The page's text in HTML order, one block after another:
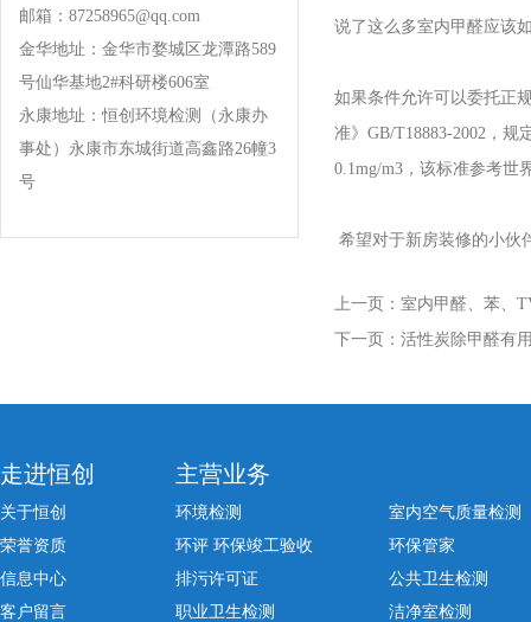
邮箱：87258965@qq.com
金华地址：金华市婺城区龙潭路589
号仙华基地2#科研楼606室
永康地址：恒创环境检测（永康办
事处）永康市东城街道高鑫路26幢3
号
说了这么多室内甲醛应该
如果条件允许可以委托正
准》GB/T18883-2002，
0.1mg/m3，该标准参考世
希望对于新房装修的小伙
上一页： 室内甲醛、苯、
下一页： 活性炭除甲醛有
走进恒创
关于恒创
荣誉资质
信息中心
客户留言
主营业务
环境检测
室内空气质量检测
环评 环保竣工验收
环保管家
排污许可证
公共卫生检测
职业卫生检测
洁净室检测